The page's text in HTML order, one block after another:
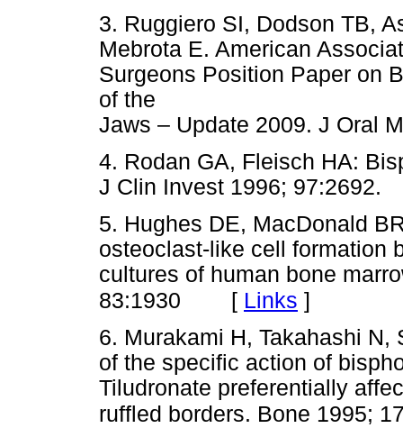
3. Ruggiero SI, Dodson TB,
Mebrota E. American
Surgeons Position Paper on
of the
Jaws – Update 2009. J Oral
4. Rodan GA, Fleisch HA:
J Clin Invest 1996;
5. Hughes DE, MacDonald
osteoclast-like cell formation
cultures of human bone
83:1930 [ Links ]
6. Murakami H, Takahashi
of the specific action of
Tiludronate preferentially
ruffled borders. Bone 1995;